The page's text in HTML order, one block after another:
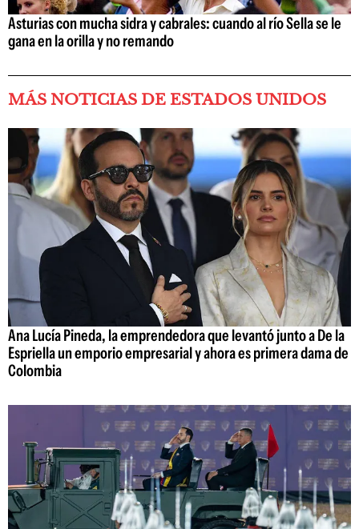
Asturias con mucha sidra y cabrales: cuando al río Sella se le
gana en la orilla y no remando
MÁS NOTICIAS DE ESTADOS UNIDOS
Ana Lucía Pineda, la emprendedora que levantó junto a De la
Espriella un emporio empresarial y ahora es primera dama de
Colombia